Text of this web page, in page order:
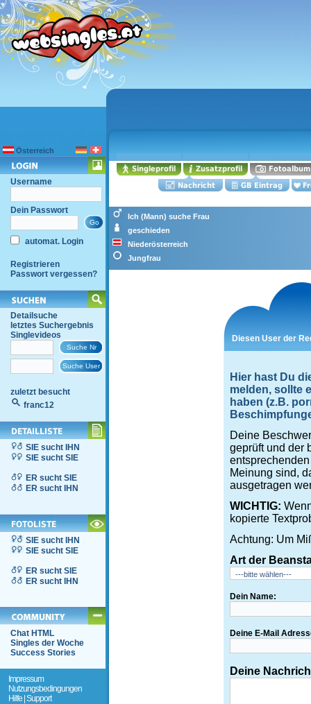
Österreich
Username
Dein Passwort
automat. Login
Registrieren
Passwort vergessen?
Detailsuche
letztes Suchergebnis
Singlevideos
zuletzt besucht
franc12
SIE sucht IHN
SIE sucht SIE
ER sucht SIE
ER sucht IHN
SIE sucht IHN
SIE sucht SIE
ER sucht SIE
ER sucht IHN
Chat HTML
Singles der Woche
Success Stories
Impressum
Nutzungsbedingungen
Hilfe | Support
Ich (Mann) suche Frau
geschieden
Niederösterreich
Jungfrau
Diesen User der
Hier hast Du
melden, sollte
haben (z.B.
Deine
geprüft und der
Meinung sind,
ausgetragen
WICHTIG:
kopierte
Achtung: Um
Art der
Dein Name:
Deine E-Mail
Deine